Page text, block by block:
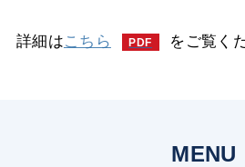
詳細はこちら をご覧く
MENU